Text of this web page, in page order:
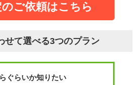
ご依頼はこちら
せて選べる3つのプラン
ぐらいか知りたい